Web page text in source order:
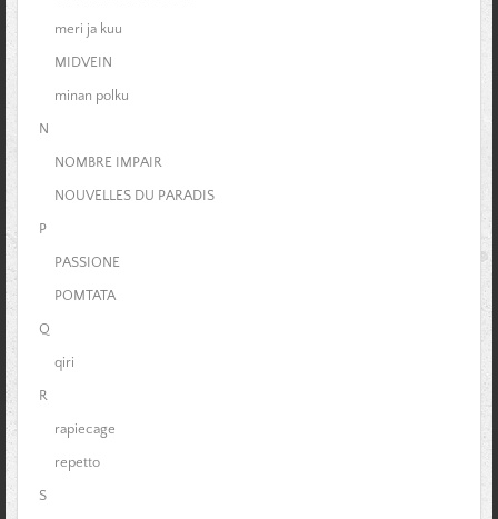
meri ja kuu
MIDVEIN
minan polku
N
NOMBRE IMPAIR
NOUVELLES DU PARADIS
P
PASSIONE
POMTATA
Q
qiri
R
rapiecage
repetto
S